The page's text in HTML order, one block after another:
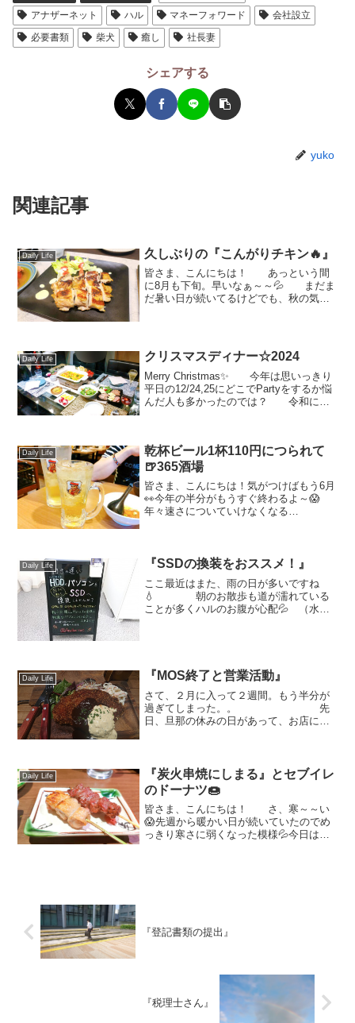
アナザーネット
ハル マネーフォワード
会社設立
必要書類
柴犬 癒し 社長妻
シェアする
yuko
関連記事
Daily Life 久しぶりの『こんがりチキン🔥』
皆さま、こんにちは！ あっという間
に8月も下旬。早いなぁ～～💦 まだま
だ暑い日が続いてるけどでも、秋の気配
いう虫の音に👀 日...
Daily Life クリスマスディナー☆2024
Merry Christmas✨ 今年は思いっきり
平日の12/24,25にどこでPartyをするか悩
んだ人も多かったのでは？ 令和にな
Daily Life
乾杯ビール1杯110円につられて
🍺365酒場
皆さま、こんにちは！気がつけばもう6月
👀今年の半分がもうすぐ終わるよ～😱
年々速さについていけなくなる
👏 新しいことが始まって...
Daily Life 『SSDの換装をおススメ！』
ここ最近はまた、雨の日が多いですね
💧 朝のお散歩も道が濡れている
ことが多くハルのお腹が心配💦 （水が
Daily Life 『MOS終了と営業活動』
さて、２月に入って２週間。もう半分が
過ぎてしまった。。 先
日、旦那の休みの日があって、お店にカ
んと飾りましたよ！後は、...
Daily Life
『炭火串焼にしまる』とセブイレ
のドーナツ🍩
皆さま、こんにちは！ さ、寒～～い
😱先週から暖かい日が続いていたのでめ
っきり寒さに弱くなった模様💦今日は特
『登記書類の提出』
『税理士さん』